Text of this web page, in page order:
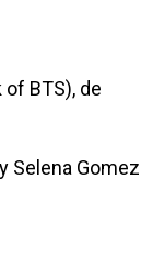
of BTS), de
Selena Gomez